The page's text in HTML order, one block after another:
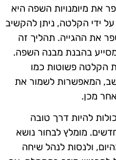
את מיומנויות השפה היא
ידי הקלטה, ניתן להקשיב
את ההגייה. תהליך זה
בהבנת מבנה השפה.
הקלטה פשוטות כמו
המאפשרות לשמור את
מכן.
להיות דרך טובה
מומלץ לבחור נושא
ולנסות לנהל שיחה